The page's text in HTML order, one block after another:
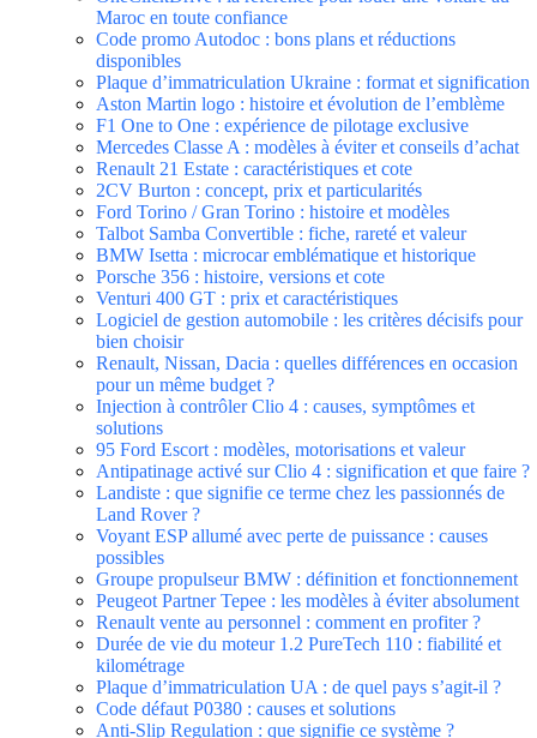
Maroc en toute confiance
Code promo Autodoc : bons plans et réductions
disponibles
Plaque d’immatriculation Ukraine : format et signification
Aston Martin logo : histoire et évolution de l’emblème
F1 One to One : expérience de pilotage exclusive
Mercedes Classe A : modèles à éviter et conseils d’achat
Renault 21 Estate : caractéristiques et cote
2CV Burton : concept, prix et particularités
Ford Torino / Gran Torino : histoire et modèles
Talbot Samba Convertible : fiche, rareté et valeur
BMW Isetta : microcar emblématique et historique
Porsche 356 : histoire, versions et cote
Venturi 400 GT : prix et caractéristiques
Logiciel de gestion automobile : les critères décisifs pour
bien choisir
Renault, Nissan, Dacia : quelles différences en occasion
pour un même budget ?
Injection à contrôler Clio 4 : causes, symptômes et
solutions
95 Ford Escort : modèles, motorisations et valeur
Antipatinage activé sur Clio 4 : signification et que faire ?
Landiste : que signifie ce terme chez les passionnés de
Land Rover ?
Voyant ESP allumé avec perte de puissance : causes
possibles
Groupe propulseur BMW : définition et fonctionnement
Peugeot Partner Tepee : les modèles à éviter absolument
Renault vente au personnel : comment en profiter ?
Durée de vie du moteur 1.2 PureTech 110 : fiabilité et
kilométrage
Plaque d’immatriculation UA : de quel pays s’agit-il ?
Code défaut P0380 : causes et solutions
Anti-Slip Regulation : que signifie ce système ?